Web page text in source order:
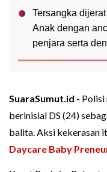
Tersangka
Anak dengan
penjara serta
SuaraSumut.id - Polisi
berinisial DS (24)
balita. Aksi kekerasan
Daycare Baby